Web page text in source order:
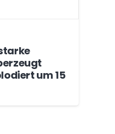
um 15